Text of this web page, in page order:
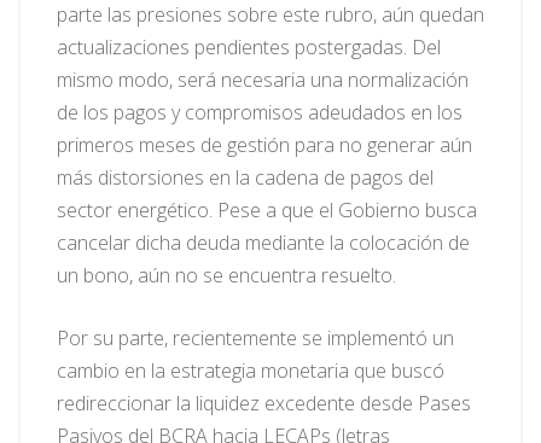
parte las presiones sobre este rubro, aún quedan
actualizaciones pendientes postergadas. Del
mismo modo, será necesaria una normalización
de los pagos y compromisos adeudados en los
primeros meses de gestión para no generar aún
más distorsiones en la cadena de pagos del
sector energético. Pese a que el Gobierno busca
cancelar dicha deuda mediante la colocación de
un bono, aún no se encuentra resuelto.
Por su parte, recientemente se implementó un
cambio en la estrategia monetaria que buscó
redireccionar la liquidez excedente desde Pases
Pasivos del BCRA hacia LECAPs (letras